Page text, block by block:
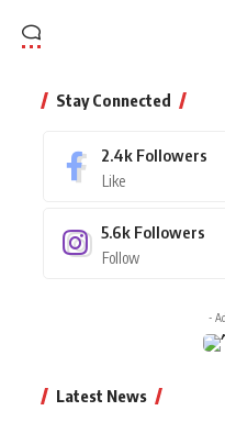
Stay Connected
2.4k Followers
Like
5.6k Followers
Follow
-
Latest News